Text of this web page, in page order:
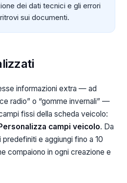
dei dati tecnici e gli errori
sui documenti.
informazioni extra — ad
radio” o “gomme invernali” —
fissi della scheda veicolo:
campi veicolo. Da
e aggiungi fino a 10
compaiono in ogni creazione e